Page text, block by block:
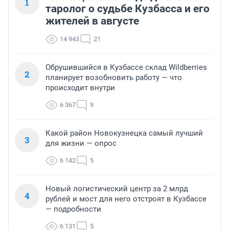
таролог о судьбе Кузбасса и его
жителей в августе
14 943 21
2
Обрушившийся в Кузбассе склад Wildberries
планирует возобновить работу — что
происходит внутри
6 367 9
3
Какой район Новокузнецка самый лучший
для жизни — опрос
6 142 5
4
Новый логистический центр за 2 млрд
рублей и мост для него отстроят в Кузбассе
— подробности
6 131 5